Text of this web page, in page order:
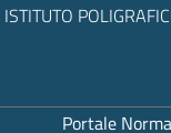
ISTITUTO
Portale